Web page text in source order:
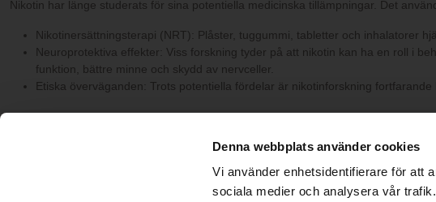
Denna webbplats använder cookies
Vi använder enhetsidentifierare för att
sociala medier och analysera vår
Nikotin har länge studerats för sina potentiella medicinska tillämpningar. Det
Nikotinersättningsterapi (NRT): Plåster, tuggummi, tabletter och inhalatorer
Neuroprotektiva effekter: Viss forskning tyder på att nikotin kan ha en roll i
funktion, bättre minne och skydd av nervceller.
Etiska överväganden: Trots potentiella fördelar är nikotinforskning
Engångs Vape
Cigalike - e-cigg startpaket
Kontakta
Blog